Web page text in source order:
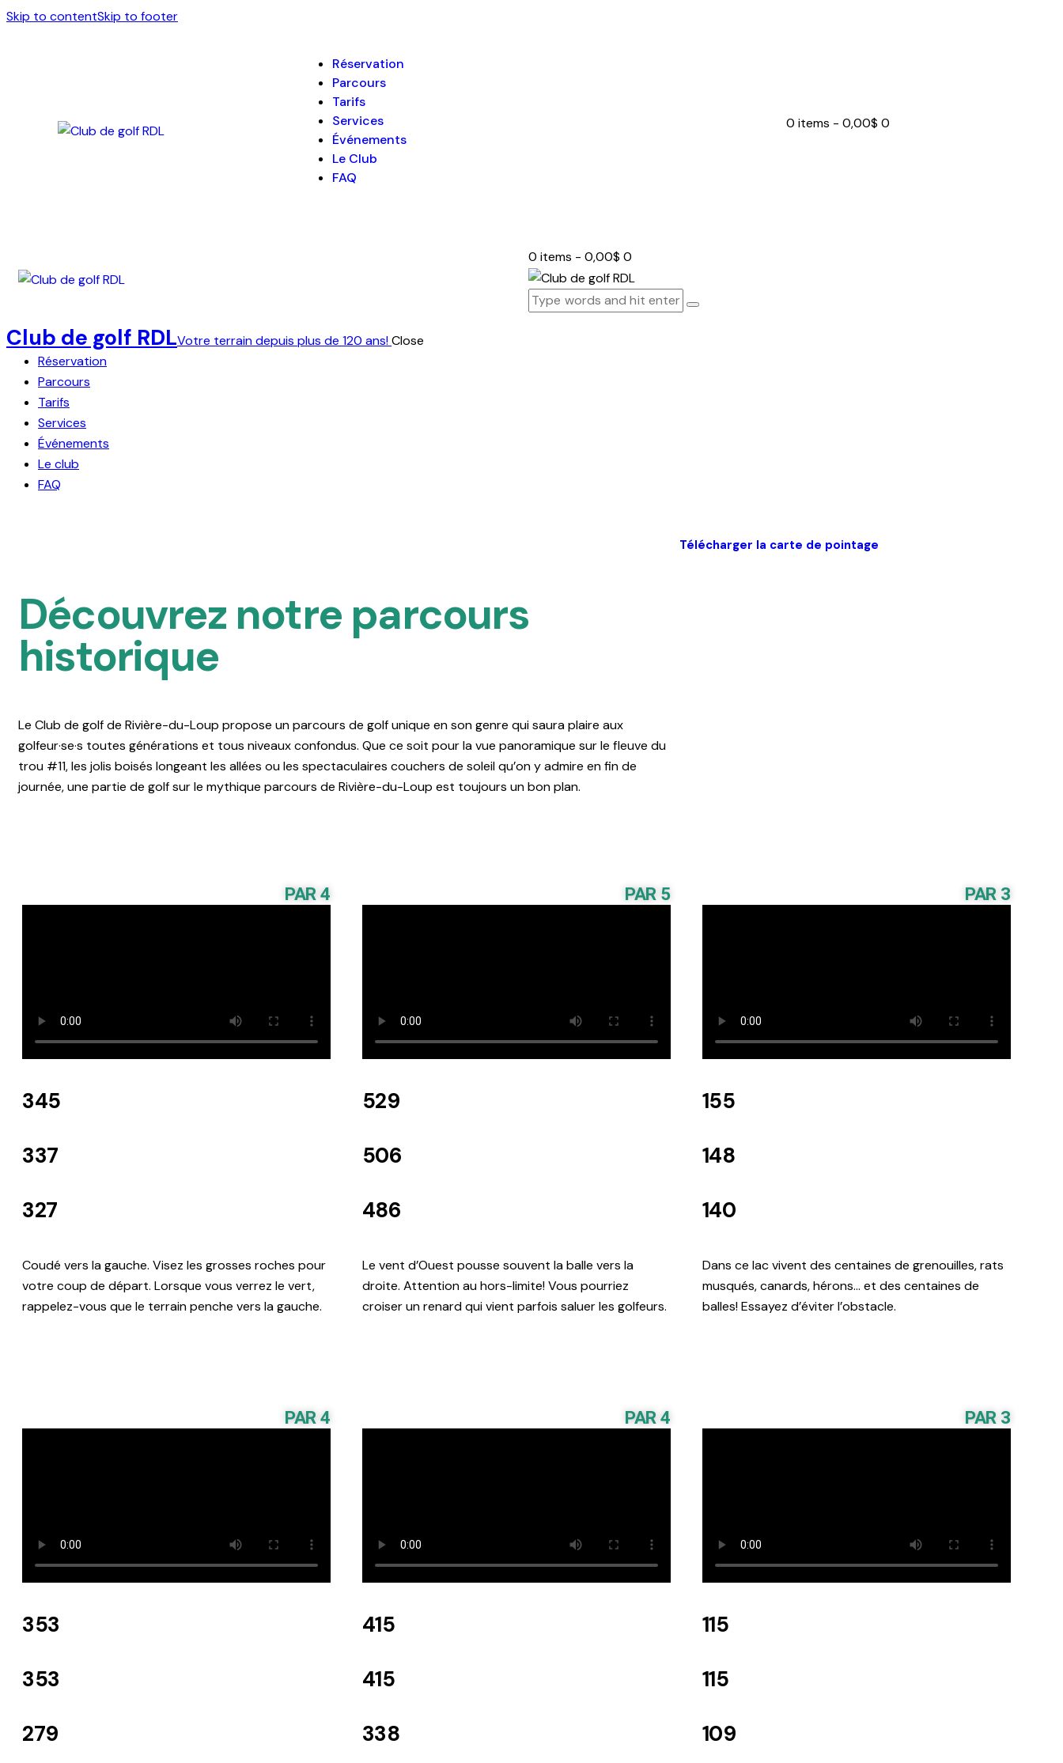
Skip to contentSkip to footer
Réservation
Parcours
Tarifs
Services
Événements
Le Club
FAQ
0 items - 0,00$ 0
0 items - 0,00$ 0
Club de golf RDLVotre terrain depuis plus de 120 ans!Close
Réservation
Parcours
Tarifs
Services
Événements
Le club
FAQ
Découvrez notre parcours
historique
Le Club de golf de Rivière-du-Loup propose un parcours de golf unique en son genre qui saura plaire aux
golfeur·se·s toutes générations et tous niveaux confondus. Que ce soit pour la vue panoramique sur le fleuve du
trou #11, les jolis boisés longeant les allées ou les spectaculaires couchers de soleil qu’on y admire en fin de
journée, une partie de golf sur le mythique parcours de Rivière-du-Loup est toujours un bon plan.
Télécharger la carte de pointage
PAR 4
345
337
327
Coudé vers la gauche. Visez les grosses roches pour
votre coup de départ. Lorsque vous verrez le vert,
rappelez-vous que le terrain penche vers la gauche.
PAR 5
529
506
486
Le vent d’Ouest pousse souvent la balle vers la
droite. Attention au hors-limite! Vous pourriez
croiser un renard qui vient parfois saluer les golfeurs.
PAR 3
155
148
140
Dans ce lac vivent des centaines de grenouilles, rats
musqués, canards, hérons… et des centaines de
balles! Essayez d’éviter l’obstacle.
PAR 4
353
353
279
PAR 4
415
415
338
PAR 3
115
115
109